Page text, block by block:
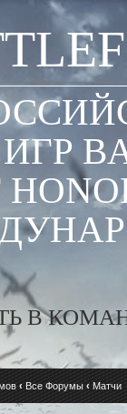
ИГР
В
‹ Все Форумы ‹ Матчи